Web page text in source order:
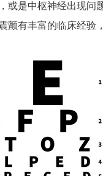
或是中枢神经出现问
颤有丰富的临床经验